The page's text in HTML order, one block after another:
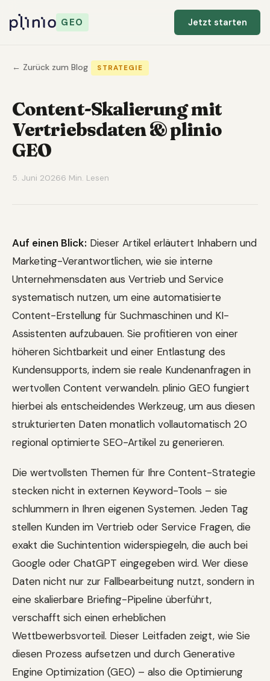
GEO Jetzt starten
← Zurück zum Blog STRATEGIE
Content-Skalierung mit
Vertriebsdaten & plinio
GEO
5. Juni 20266 Min. Lesen
Auf einen Blick: Dieser Artikel erläutert Inhabern und
Marketing-Verantwortlichen, wie sie interne
Unternehmensdaten aus Vertrieb und Service
systematisch nutzen, um eine automatisierte
Content-Erstellung für Suchmaschinen und KI-
Assistenten aufzubauen. Sie profitieren von einer
höheren Sichtbarkeit und einer Entlastung des
Kundensupports, indem sie reale Kundenanfragen in
wertvollen Content verwandeln. plinio GEO fungiert
hierbei als entscheidendes Werkzeug, um aus diesen
strukturierten Daten monatlich vollautomatisch 20
regional optimierte SEO-Artikel zu generieren.
Die wertvollsten Themen für Ihre Content-Strategie
stecken nicht in externen Keyword-Tools – sie
schlummern in Ihren eigenen Systemen. Jeden Tag
stellen Kunden im Vertrieb oder Service Fragen, die
exakt die Suchintention widerspiegeln, die auch bei
Google oder ChatGPT eingegeben wird. Wer diese
Daten nicht nur zur Fallbearbeitung nutzt, sondern in
eine skalierbare Briefing-Pipeline überführt,
verschafft sich einen erheblichen
Wettbewerbsvorteil. Dieser Leitfaden zeigt, wie Sie
diesen Prozess aufsetzen und durch Generative
Engine Optimization (GEO) – also die Optimierung